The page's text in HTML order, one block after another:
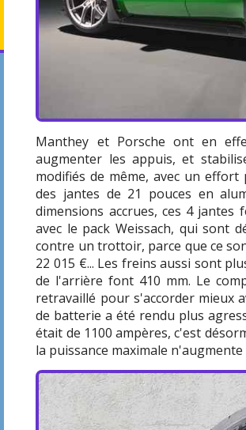
Manthey et Porsche ont en
augmenter les appuis, et
modifiés de même, avec un
des jantes de 21 pouces en
dimensions accrues, ces 4
avec le pack Weissach, qui sont
contre un trottoir, parce que ce
22 015 €... Les freins aussi sont
de l'arrière font 410 mm. Le
retravaillé pour s'accorder mieux
de batterie a été rendu plus
était de 1100 ampères, c'est
la puissance maximale n'augmente